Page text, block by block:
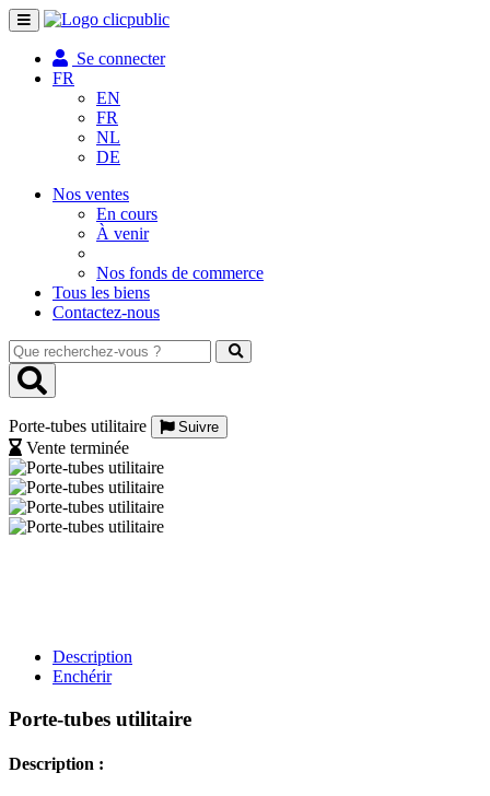
Toggle
navigation
Se connecter
FR
EN
FR
NL
DE
Nos ventes
En cours
À venir
Nos fonds de commerce
Tous les biens
Contactez-nous
Que
recherchez-
vous
Porte-tubes utilitaire
Suivre
Vente terminée
Description
Enchérir
Porte-tubes utilitaire
Description :